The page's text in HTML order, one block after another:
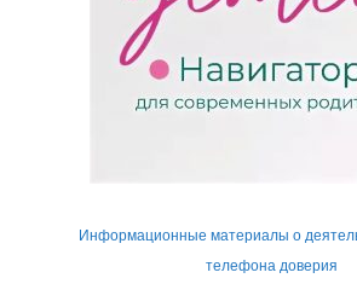
Информационные материалы о
телефона доверия